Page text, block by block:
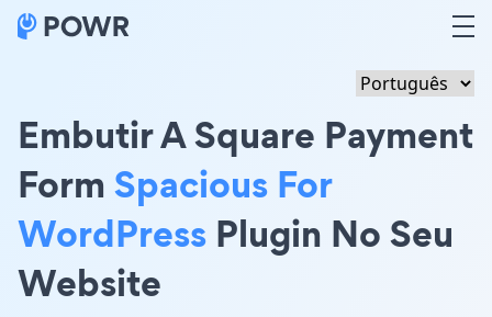
Embutir A Square Payment
Form Spacious For
WordPress Plugin No Seu
Website